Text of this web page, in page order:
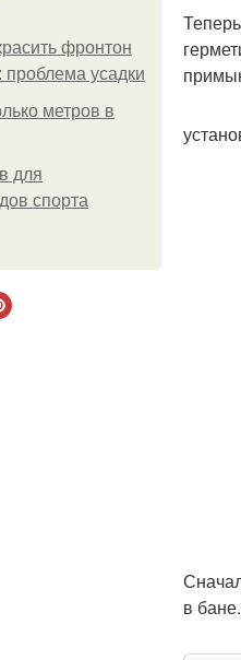
фронтон
усадки
метров в
для
спорта
в